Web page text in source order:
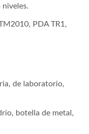
PDA TR1,
de laboratorio,
botella de metal,